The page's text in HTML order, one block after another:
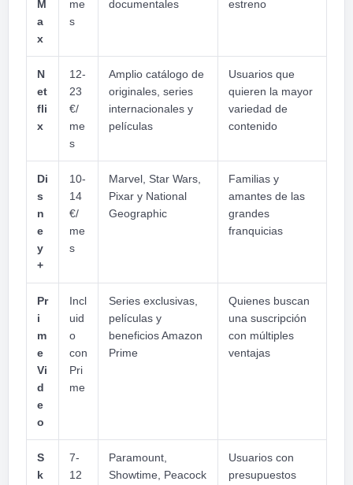
M
a
x
me
s
documentales estreno
N
et
fli
x
12-
23
€/
me
s
Amplio catálogo de
originales, series
internacionales y
películas
Usuarios que
quieren la mayor
variedad de
contenido
Di
s
n
e
y
+
10-
14
€/
me
s
Marvel, Star Wars,
Pixar y National
Geographic
Familias y
amantes de las
grandes
franquicias
Pr
i
m
e
Vi
d
e
o
Incl
uid
o
con
Pri
me
Series exclusivas,
películas y
beneficios Amazon
Prime
Quienes buscan
una suscripción
con múltiples
ventajas
S
k
7-
12
Paramount,
Showtime, Peacock
Usuarios con
presupuestos